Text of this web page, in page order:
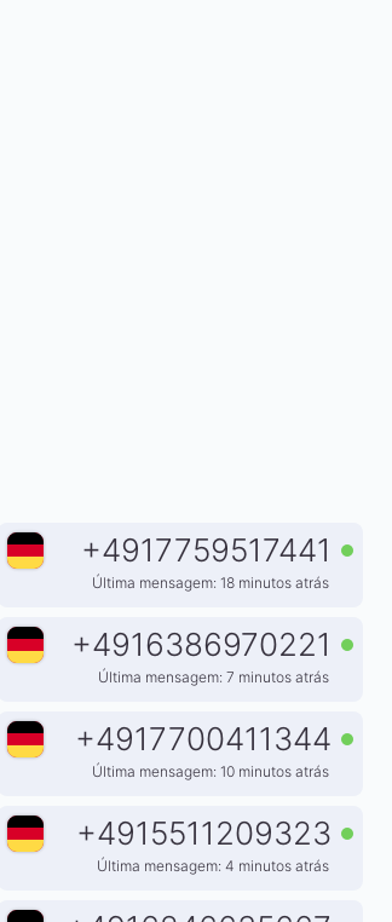
+4917759517441
Última mensagem: 18 minutos atrás
+4916386970221
Última mensagem: 7 minutos atrás
+4917700411344
Última mensagem: 10 minutos atrás
+4915511209323
Última mensagem: 4 minutos atrás